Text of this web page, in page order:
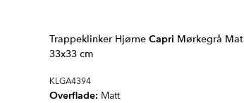
Trappeklinker Hjørne Capri Mørkegrå Mat
33x33 cm
KLGA4394
Overflade: Matt